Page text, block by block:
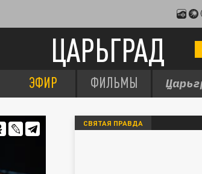
ЦАРЬГРАД
ЭФИР ФИЛЬМЫ
СВЯТАЯ ПРАВДА